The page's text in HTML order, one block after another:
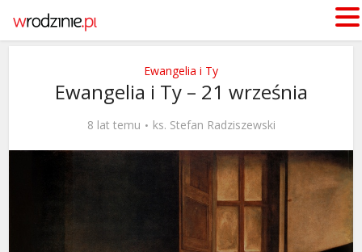
Ewangelia i Ty
Ewangelia i Ty – 21 września
8 lat temu ks. Stefan Radziszewski